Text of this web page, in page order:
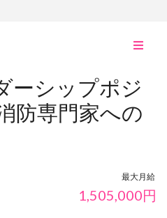
ナ
り
替
え
ーシップポジ
防専門家への
最大月給
1,505,000円